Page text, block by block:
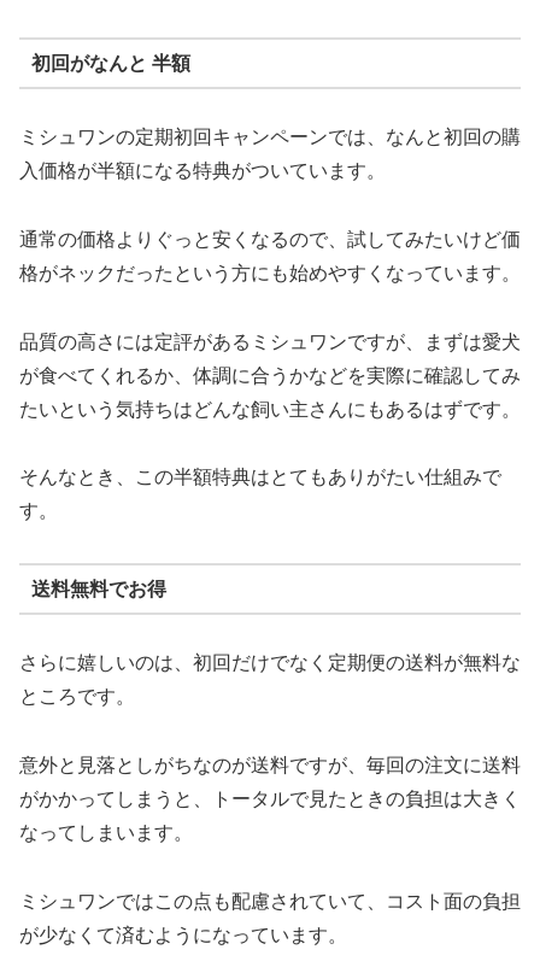
初回がなんと 半額
ミシュワンの定期初回キャンペーンでは、なんと初回の購
入価格が半額になる特典がついています。
通常の価格よりぐっと安くなるので、試してみたいけど価
格がネックだったという方にも始めやすくなっています。
品質の高さには定評があるミシュワンですが、まずは愛犬
が食べてくれるか、体調に合うかなどを実際に確認してみ
たいという気持ちはどんな飼い主さんにもあるはずです。
そんなとき、この半額特典はとてもありがたい仕組みで
す。
送料無料でお得
さらに嬉しいのは、初回だけでなく定期便の送料が無料な
ところです。
意外と見落としがちなのが送料ですが、毎回の注文に送料
がかかってしまうと、トータルで見たときの負担は大きく
なってしまいます。
ミシュワンではこの点も配慮されていて、コスト面の負担
が少なくて済むようになっています。